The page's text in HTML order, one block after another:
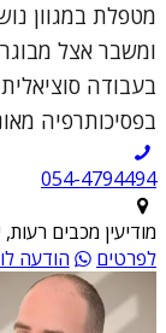
מטפלת במגוון
ומשבר אצל
בעבודה
בפסיכותרפיה
054-4794494
מודיעין מכבים
לפרטים
הודעה